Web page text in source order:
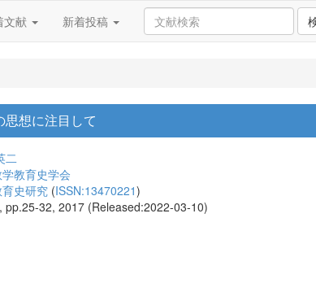
文献 新着投稿
想に注目して
二
教育史学会
史研究 (ISSN:13470221)
pp.25-32, 2017 (Released:2022-03-10)